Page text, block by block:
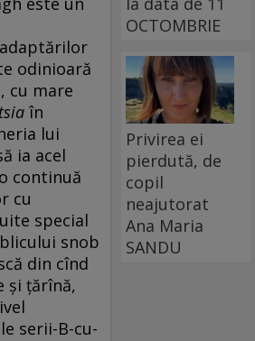
odinioară
cu mare
în
lui
ia acel
continuă
cu
special
snob
din cînd
și țărînă,
serii-B-cu-
OCTOMBRIE
Privirea ei
pierdută, de
copil
neajutorat
Ana Maria
SANDU